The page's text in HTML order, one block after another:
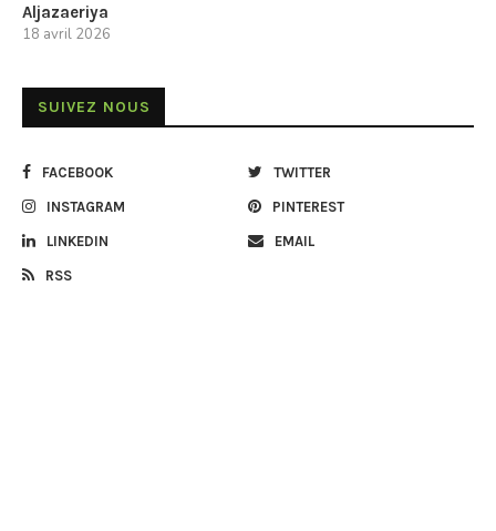
Aljazaeriya
18 avril 2026
SUIVEZ NOUS
FACEBOOK TWITTER
INSTAGRAM PINTEREST
LINKEDIN EMAIL
RSS